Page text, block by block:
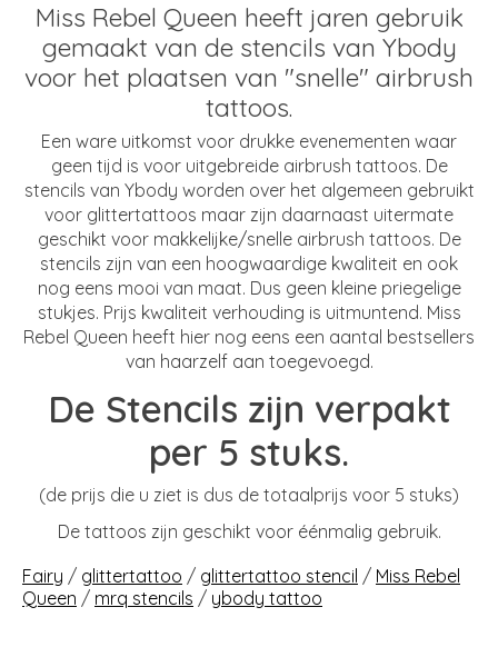
Miss Rebel Queen heeft jaren gebruik
gemaakt van de stencils van Ybody
voor het plaatsen van "snelle" airbrush
tattoos.
Een ware uitkomst voor drukke evenementen waar
geen tijd is voor uitgebreide airbrush tattoos. De
stencils van Ybody worden over het algemeen gebruikt
voor glittertattoos maar zijn daarnaast uitermate
geschikt voor makkelijke/snelle airbrush tattoos. De
stencils zijn van een hoogwaardige kwaliteit en ook
nog eens mooi van maat. Dus geen kleine priegelige
stukjes. Prijs kwaliteit verhouding is uitmuntend. Miss
Rebel Queen heeft hier nog eens een aantal bestsellers
van haarzelf aan toegevoegd.
De Stencils zijn verpakt
per 5 stuks.
(de prijs die u ziet is dus de totaalprijs voor 5 stuks)
De tattoos zijn geschikt voor éénmalig gebruik.
Fairy / glittertattoo / glittertattoo stencil / Miss Rebel
Queen / mrq stencils / ybody tattoo